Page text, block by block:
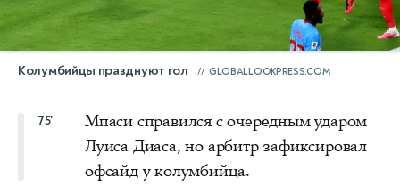
Колумбийцы празднуют гол GLOBALLOOKPRESS.COM
75'
Мпаси справился с очередным ударом
Луиса Диаса, но арбитр зафиксировал
офсайд у колумбийца.